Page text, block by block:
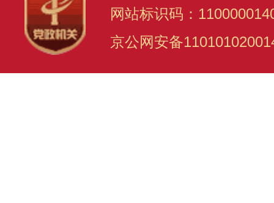
网站标识码：
京公网安备